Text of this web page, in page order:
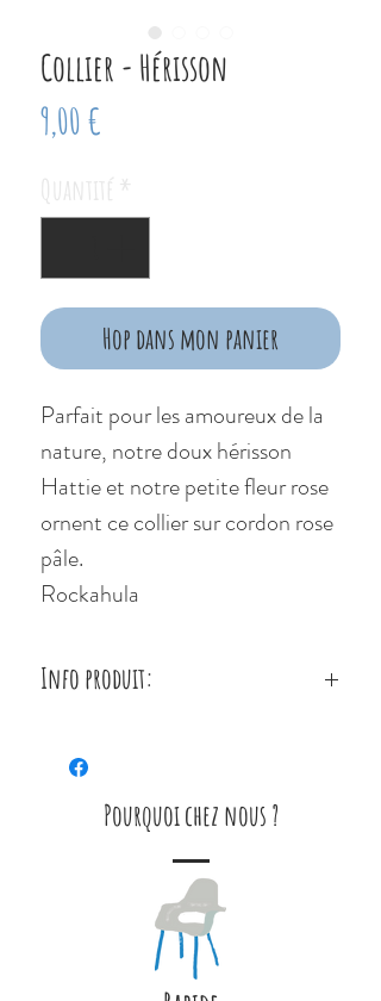
Collier - Hérisson
9,00 €
Hop dans mon panier
Parfait pour les amoureux de la
nature, notre doux hérisson
Hattie et notre petite fleur rose
ornent ce collier sur cordon rose
pâle.
Rockahula
Info produit:
une chaîne d'extension pour
garantir un ajustement parfait.
Ensemble de bracelets assortis,
ensemble de bagues, baguette,
pinces à cheveux et poneys
également disponibles.
Ne convient pas aux enfants de
Pourquoi chez nous ?